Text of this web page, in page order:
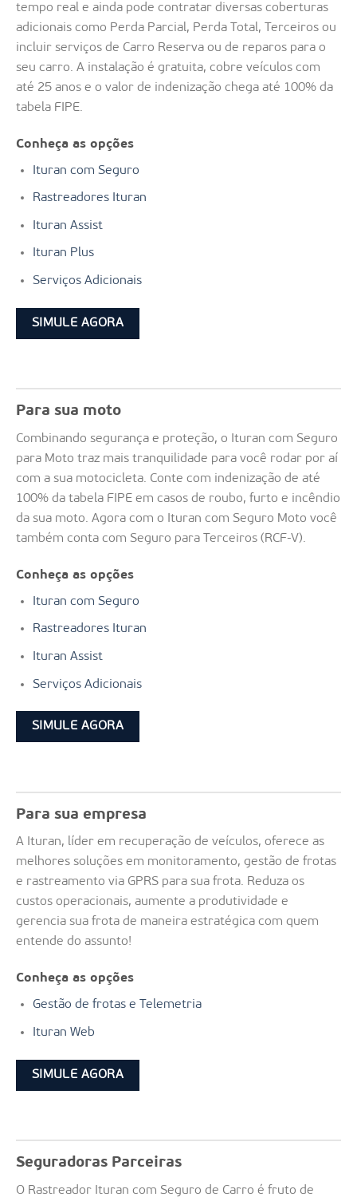
tempo real e ainda pode contratar diversas coberturas
adicionais como Perda Parcial, Perda Total, Terceiros ou
incluir serviços de Carro Reserva ou de reparos para o
seu carro. A instalação é gratuita, cobre veículos com
até 25 anos e o valor de indenização chega até 100% da
tabela FIPE.
Conheça as opções
Ituran com Seguro
Rastreadores Ituran
Ituran Assist
Ituran Plus
Serviços Adicionais
SIMULE AGORA
Para sua moto
Combinando segurança e proteção, o Ituran com Seguro
para Moto traz mais tranquilidade para você rodar por aí
com a sua motocicleta. Conte com indenização de até
100% da tabela FIPE em casos de roubo, furto e incêndio
da sua moto. Agora com o Ituran com Seguro Moto você
também conta com Seguro para Terceiros (RCF-V).
Conheça as opções
Ituran com Seguro
Rastreadores Ituran
Ituran Assist
Serviços Adicionais
SIMULE AGORA
Para sua empresa
A Ituran, líder em recuperação de veículos, oferece as
melhores soluções em monitoramento, gestão de frotas
e rastreamento via GPRS para sua frota. Reduza os
custos operacionais, aumente a produtividade e
gerencia sua frota de maneira estratégica com quem
entende do assunto!
Conheça as opções
Gestão de frotas e Telemetria
Ituran Web
SIMULE AGORA
Seguradoras Parceiras
O Rastreador Ituran com Seguro de Carro é fruto de